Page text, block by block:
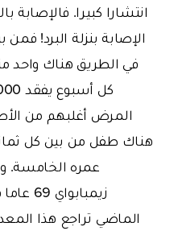
انتشارا كبيرا. فالإصابة
الإصابة بنزلة البرد!
في الطريق هناك واحد
المرض أغلبهم من
هناك طفل من بين كل
عمره الخامسة.